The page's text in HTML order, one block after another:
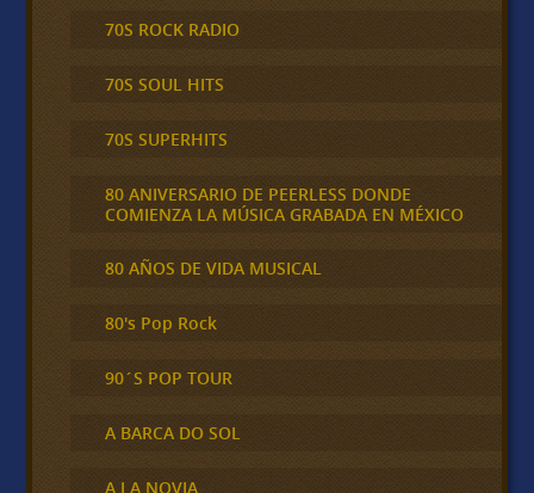
70S ROCK RADIO
70S SOUL HITS
70S SUPERHITS
80 ANIVERSARIO DE PEERLESS DONDE
COMIENZA LA MÚSICA GRABADA EN MÉXICO
80 AÑOS DE VIDA MUSICAL
80's Pop Rock
90´S POP TOUR
A BARCA DO SOL
A LA NOVIA